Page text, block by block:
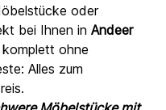
oder
bei Ihnen in Andeer
komplett ohne
Alles zum